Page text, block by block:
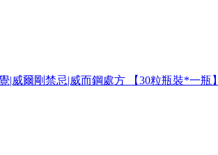
威爾剛禁忌|威而鋼處方 【30粒瓶裝*一瓶】